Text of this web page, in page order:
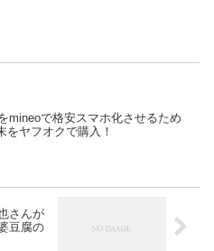
mineoで格安スマホ化させるため
をヤフオクで購入！
さんが
豆腐の